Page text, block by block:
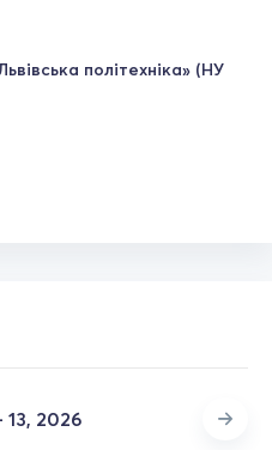
політехніка» (НУ
2026